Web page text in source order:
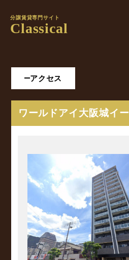
分譲賃貸専門サイト
Classical
アクセス
ワールドアイ大阪城イ